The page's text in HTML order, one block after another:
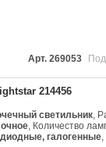
Арт. 269053
214456
светильник,
, Количество
галогенные